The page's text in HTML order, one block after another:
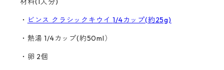
・ ビンス クラシックキウイ1/4カップ(約25g)
・熱湯 1/4カップ(約50ml）
・卵 2個